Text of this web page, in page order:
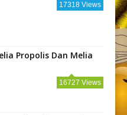
17318 Views
Propolis Dan Melia
16727 Views